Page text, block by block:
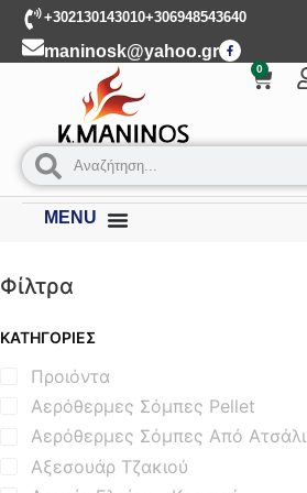
+302130143010+306948543640
maninosk@yahoo.gr
0
MENU
Φίλτρα
ΚΑΤΗΓΟΡΊΕΣ
Προιόντα
Αερόθερμες Σόμπες Pellet
Αερόθερμες Σόμπες Από Ατσάλι
Αξεσουάρ Τζακιού